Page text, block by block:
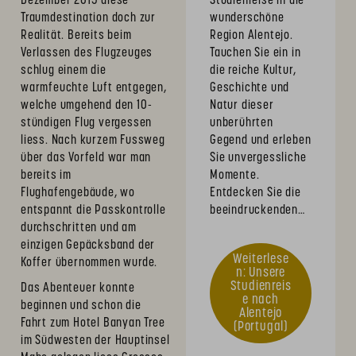
Traumdestination doch zur
Realität. Bereits beim
Verlassen des Flugzeuges
schlug einem die
warmfeuchte Luft entgegen,
welche umgehend den 10-
stündigen Flug vergessen
liess. Nach kurzem Fussweg
über das Vorfeld war man
bereits im
Flughafengebäude, wo
entspannt die Passkontrolle
durchschritten und am
einzigen Gepäcksband der
Koffer übernommen wurde.
Das Abenteuer konnte
beginnen und schon die
Fahrt zum Hotel Banyan Tree
im Südwesten der Hauptinsel
wunderschöne
Region Alentejo.
Tauchen Sie ein in
die reiche Kultur,
Geschichte und
Natur dieser
unberührten
Gegend und erleben
Sie unvergessliche
Momente.
Entdecken Sie die
beeindruckenden…
Weiterlese
n: Unsere
Studienreis
e nach
Alentejo
(Portugal)